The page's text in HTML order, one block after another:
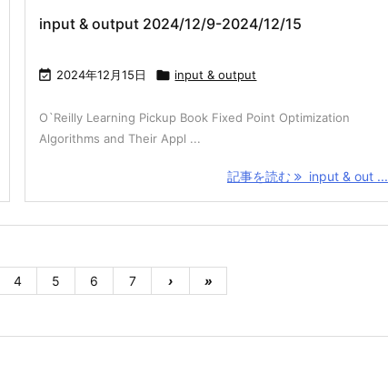
input & output 2024/12/9-2024/12/15
 2024年12月15日  input & output
O`Reilly Learning Pickup Book Fixed Point Optimization
Algorithms and Their Appl ...
記事を読む input & out ...
4 5 6 7 › »